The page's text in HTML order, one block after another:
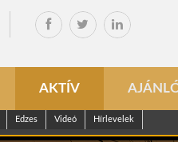
AKTÍV
Edzes Videó Hírlevelek